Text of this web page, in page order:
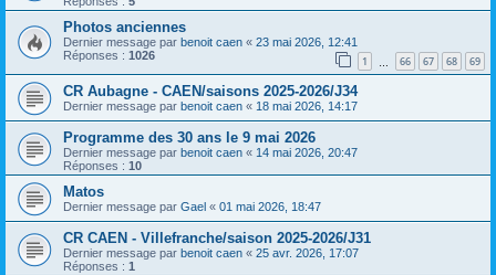
Photos anciennes
Dernier message par benoit caen « 23 mai 2026, 12:41
Réponses : 1026 1 66 67 68 69
CR Aubagne - CAEN/saisons 2025-2026/J34
Dernier message par benoit caen « 18 mai 2026, 14:17
Programme des 30 ans le 9 mai 2026
Dernier message par benoit caen « 14 mai 2026, 20:47
Réponses : 10
Matos
Dernier message par Gael « 01 mai 2026, 18:47
CR CAEN - Villefranche/saison 2025-2026/J31
Dernier message par benoit caen « 25 avr. 2026, 17:07
Réponses : 1